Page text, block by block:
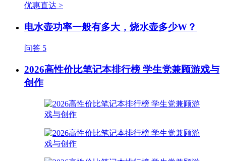
优惠直达 >
电水壶功率一般有多大，烧水壶多少W？
问答 5
2026高性价比笔记本排行榜 学生党兼顾游戏与
创作